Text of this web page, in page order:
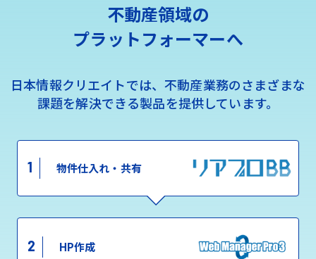
不動産領域の
プラットフォーマーへ
日本情報クリエイトでは、不動産業務のさまざまな
課題を解決できる製品を提供しています。
1 物件仕入れ・共有
2 HP作成